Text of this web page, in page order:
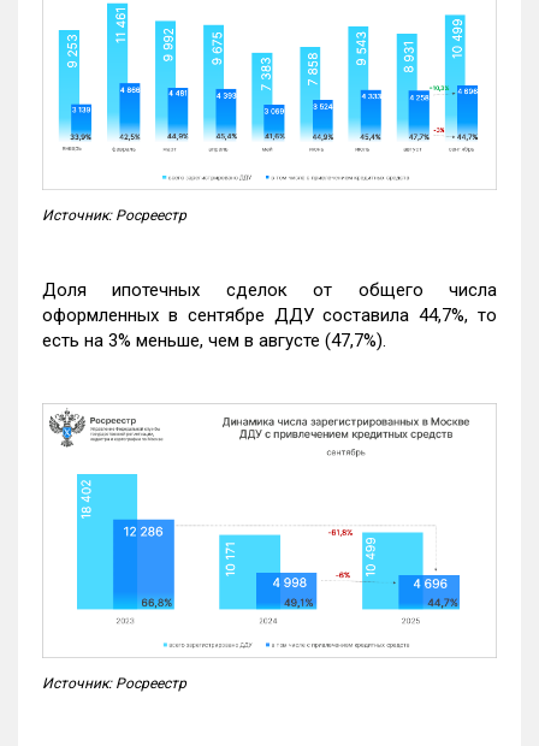
Источник: Росреестр
Доля ипотечных сделок от общего числа
оформленных в сентябре ДДУ составила 44,7%, то
есть на 3% меньше, чем в августе (47,7%).
Источник: Росреестр